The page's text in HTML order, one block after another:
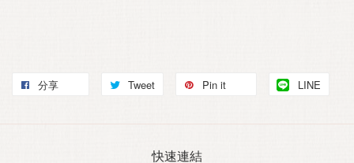
分享 Tweet Pin it LINE
快速連結